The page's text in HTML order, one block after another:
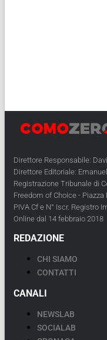
Direttore Responsabile:
Direttore Editoriale:
Registrazione Tribunale di
Freedom of Choice -
PIVA Cf e N° Iscr. Registro
Online dal 14 febbraio 2018
REDAZIONE
CHI SIAMO
CONTATTI
CANALI
NEWSLAB
SOCIALAB